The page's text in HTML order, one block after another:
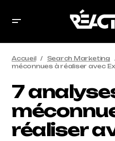
Accueil Search Marketing
méconnues à réaliser avec
7
réaliser